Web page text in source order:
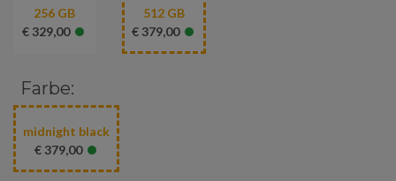
256 GB
€ 329,00 •
512 GB
€ 379,00 •
Farbe:
midnight black
€ 379,00 •